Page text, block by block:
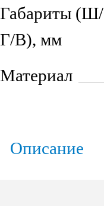
Габариты (Ш/
Г/В), мм
Материал
Описание